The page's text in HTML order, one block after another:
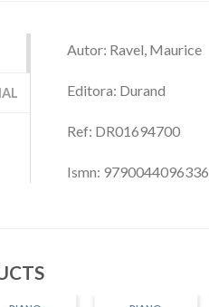
Autor: Ravel, Maurice
Editora: Durand
Ref: DR01694700
Ismn: 9790044096336